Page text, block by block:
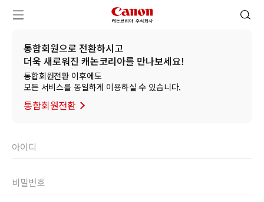
메뉴 열기 캐논코리아 주식회사 로고 검색 열기
통합회원으로 전환하시고
더욱 새로워진 캐논코리아를 만나보세요!
통합회원전환 이후에도
모든 서비스를 동일하게 이용하실 수 있습니다.
통합회원전환